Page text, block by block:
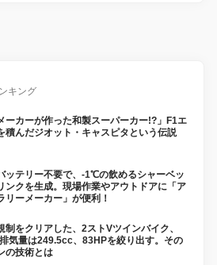
キング
ーカーが作った和製スーパーカー!?」F1エ
積んだジオット・キャスピタという伝説
ッテリー不要で、-1℃の飲めるシャーベッ
ンクを生成。現場作業やアウトドアに「ア
リーメーカー」が便利！
制をクリアした、2ストVツインバイク、
気量は249.5cc、83HPを絞り出す。その
の技術とは